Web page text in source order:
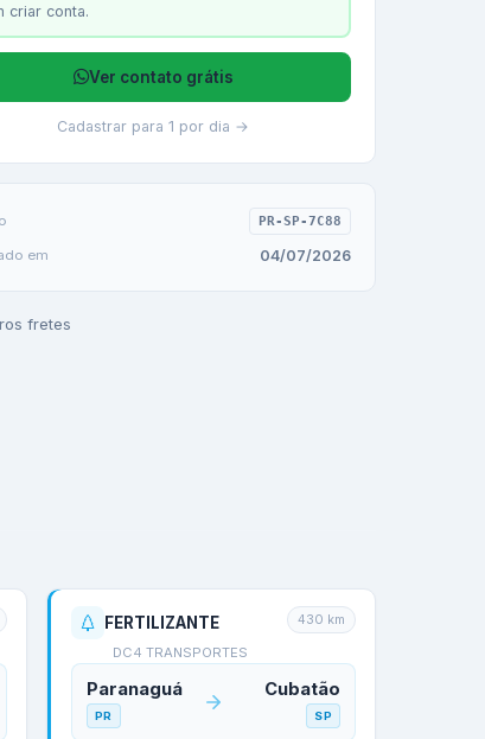
criar conta.
Ver contato grátis
Cadastrar para 1 por dia →
PR-SP-7C88
em 04/07/2026
fretes
FERTILIZANTE
DC4 TRANSPORTES
430 km
Paranaguá
PR
Cubatão
SP